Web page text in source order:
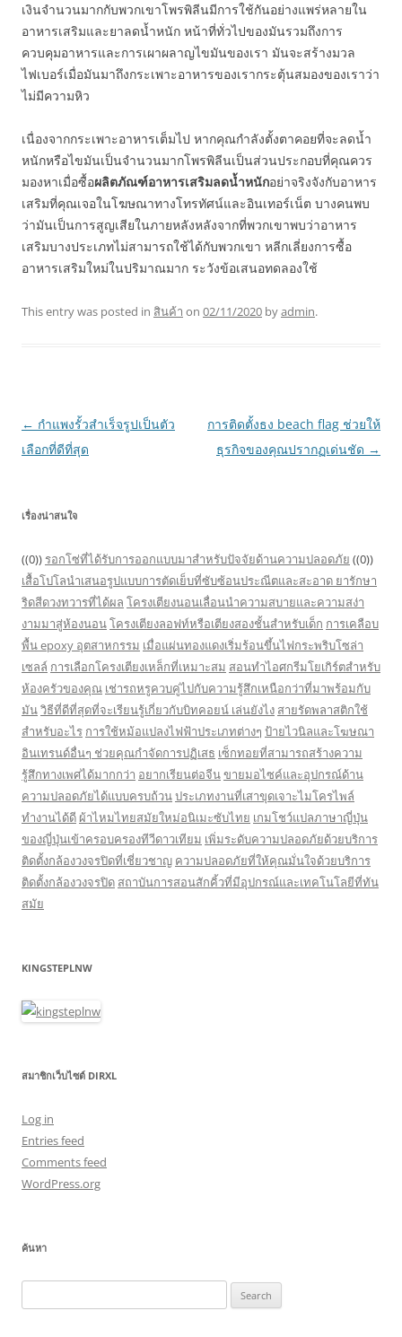
เงินจำนวนมากกับพวกเขาโพรพิลีนมีการใช้กันอย่างแพร่หลายใน
อาหารเสริมและยาลดน้ำหนัก หน้าที่ทั่วไปของมันรวมถึงการ
ควบคุมอาหารและการเผาผลาญไขมันของเรา มันจะสร้างมวล
ไฟเบอร์เมื่อมันมาถึงกระเพาะอาหารของเรากระตุ้นสมองของเราว่า
ไม่มีความหิว
เนื่องจากกระเพาะอาหารเต็มไป หากคุณกำลังตั้งตาคอยที่จะลดน้ำ
หนักหรือไขมันเป็นจำนวนมากโพรพิลีนเป็นส่วนประกอบที่คุณควร
มองหาเมื่อซื้อผลิตภัณฑ์อาหารเสริมลดน้ำหนักอย่าจริงจังกับอาหาร
เสริมที่คุณเจอในโฆษณาทางโทรทัศน์และอินเทอร์เน็ต บางคนพบ
ว่ามันเป็นการสูญเสียในภายหลังหลังจากที่พวกเขาพบว่าอาหาร
เสริมบางประเภทไม่สามารถใช้ได้กับพวกเขา หลีกเลี่ยงการซื้อ
อาหารเสริมใหม่ในปริมาณมาก ระวังข้อเสนอทดลองใช้
This entry was posted in สินค้า on 02/11/2020 byadmin.
Post
navigation
← กำแพงรั้วสำเร็จรูปเป็นตัว
เลือกที่ดีที่สุด
การติดตั้งธง beach flag ช่วยให้
ธุรกิจของคุณปรากฏเด่นชัด →
เรื่องน่าสนใจ
((0)) รอกโซ่ที่ได้รับการออกแบบมาสำหรับปัจจัยด้านความปลอดภัย ((0))
เสื้อโปโลนำเสนอรูปแบบการตัดเย็บที่ซับซ้อนประณีตและสะอาด ยารักษา
ริดสีดวงทวารที่ได้ผล โครงเตียงนอนเลื่อนนำความสบายและความสง่า
งามมาสู่ห้องนอนโครงเตียงลอฟท์หรือเตียงสองชั้นสำหรับเด็ก การเคลือบ
พื้น epoxy อุตสาหกรรม เมื่อแผ่นทองแดงเริ่มร้อนขึ้นไฟกระพริบโซล่า
เซลล์ การเลือกโครงเตียงเหล็กที่เหมาะสม สอนทำไอศกรีมโยเกิร์ตสำหรับ
ห้องครัวของคุณ เช่ารถหรูควบคู่ไปกับความรู้สึกเหนือกว่าที่มาพร้อมกับ
มันวิธีที่ดีที่สุดที่จะเรียนรู้เกี่ยวกับบิทคอยน์ เล่นยังไง สายรัดพลาสติกใช้
สำหรับอะไร การใช้หม้อแปลงไฟฟ้าประเภทต่างๆ ป้ายไวนิลและโฆษณา
อินเทรนด์อื่นๆ ช่วยคุณกำจัดการปฏิเสธ เซ็กทอยที่สามารถสร้างความ
รู้สึกทางเพศได้มากกว่า อยากเรียนต่อจีนขายมอไซค์และอุปกรณ์ด้าน
ความปลอดภัยได้แบบครบถ้วนประเภทงานที่เสาขุดเจาะไมโครไพล์
ทำงานได้ดี ผ้าไหมไทยสมัยใหม่อนิเมะซับไทย เกมโชว์แปลภาษาญี่ปุ่น
ของญี่ปุ่นเข้าครอบครองทีวีดาวเทียม เพิ่มระดับความปลอดภัยด้วยบริการ
ติดตั้งกล้องวงจรปิดที่เชี่ยวชาญ ความปลอดภัยที่ให้คุณมั่นใจด้วยบริการ
ติดตั้งกล้องวงจรปิด สถาบันการสอนสักคิ้วที่มีอุปกรณ์และเทคโนโลยีที่ทัน
สมัย
KINGSTEPLNW
สมาชิกเว็บไซต์ DIRXL
Log in
Entries feed
Comments feed
WordPress.org
ค้นหา
for: